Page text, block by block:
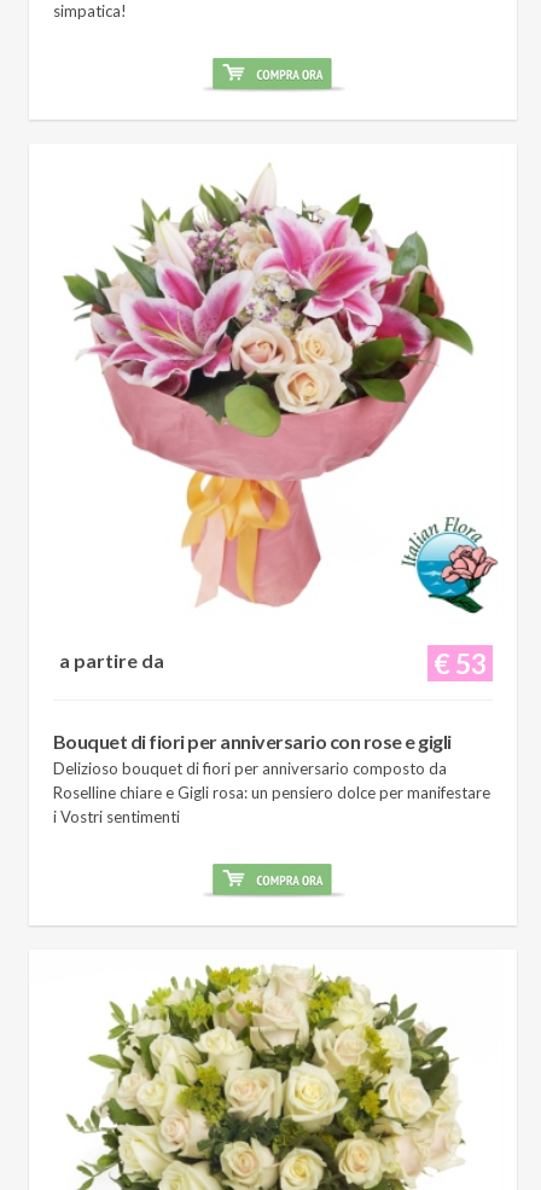
simpatica!
€ 53
a partire da
Bouquet di fiori per anniversario con rose e gigli
Delizioso bouquet di fiori per anniversario composto da
Roselline chiare e Gigli rosa: un pensiero dolce per manifestare
i Vostri sentimenti